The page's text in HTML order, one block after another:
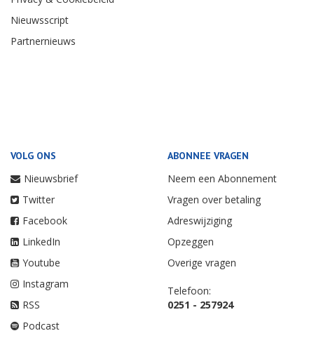
Nieuwsscript
Partnernieuws
VOLG ONS
Nieuwsbrief
Twitter
Facebook
LinkedIn
Youtube
Instagram
RSS
Podcast
ABONNEE VRAGEN
Neem een Abonnement
Vragen over betaling
Adreswijziging
Opzeggen
Overige vragen
Telefoon:
0251 - 257924